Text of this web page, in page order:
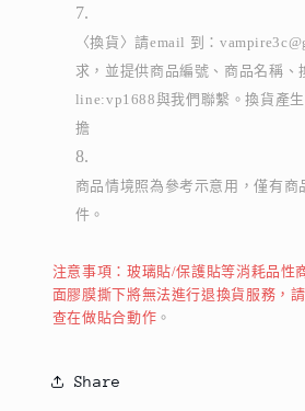
〈換貨〉請email 到：
求，並提供商品編號、商品名稱、
line:vp1688與我們聯繫。換貨產
擔
商品情境照為參考示意用，僅有商
件。
注意事項：玻璃貼/保護貼等消耗品性
面膠膜撕下將無法進行退換貨服務，
查在做貼合動作 。
Share